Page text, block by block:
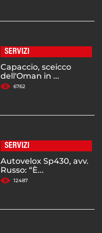
SERVIZI
Capaccio, sceicco
dell'Oman in ...
6762
SERVIZI
Autovelox Sp430, avv.
Russo: “È...
12487